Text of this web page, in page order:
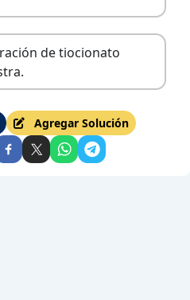
de tiocionato
Agregar Solución